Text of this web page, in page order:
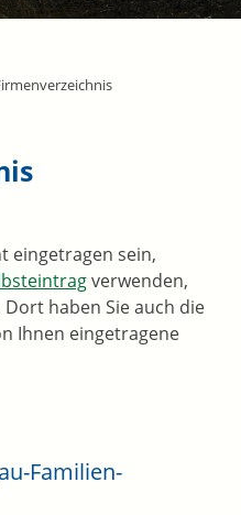
eingetragen sein,
verwenden,
haben Sie auch die
Ihnen eingetragene
Familien-